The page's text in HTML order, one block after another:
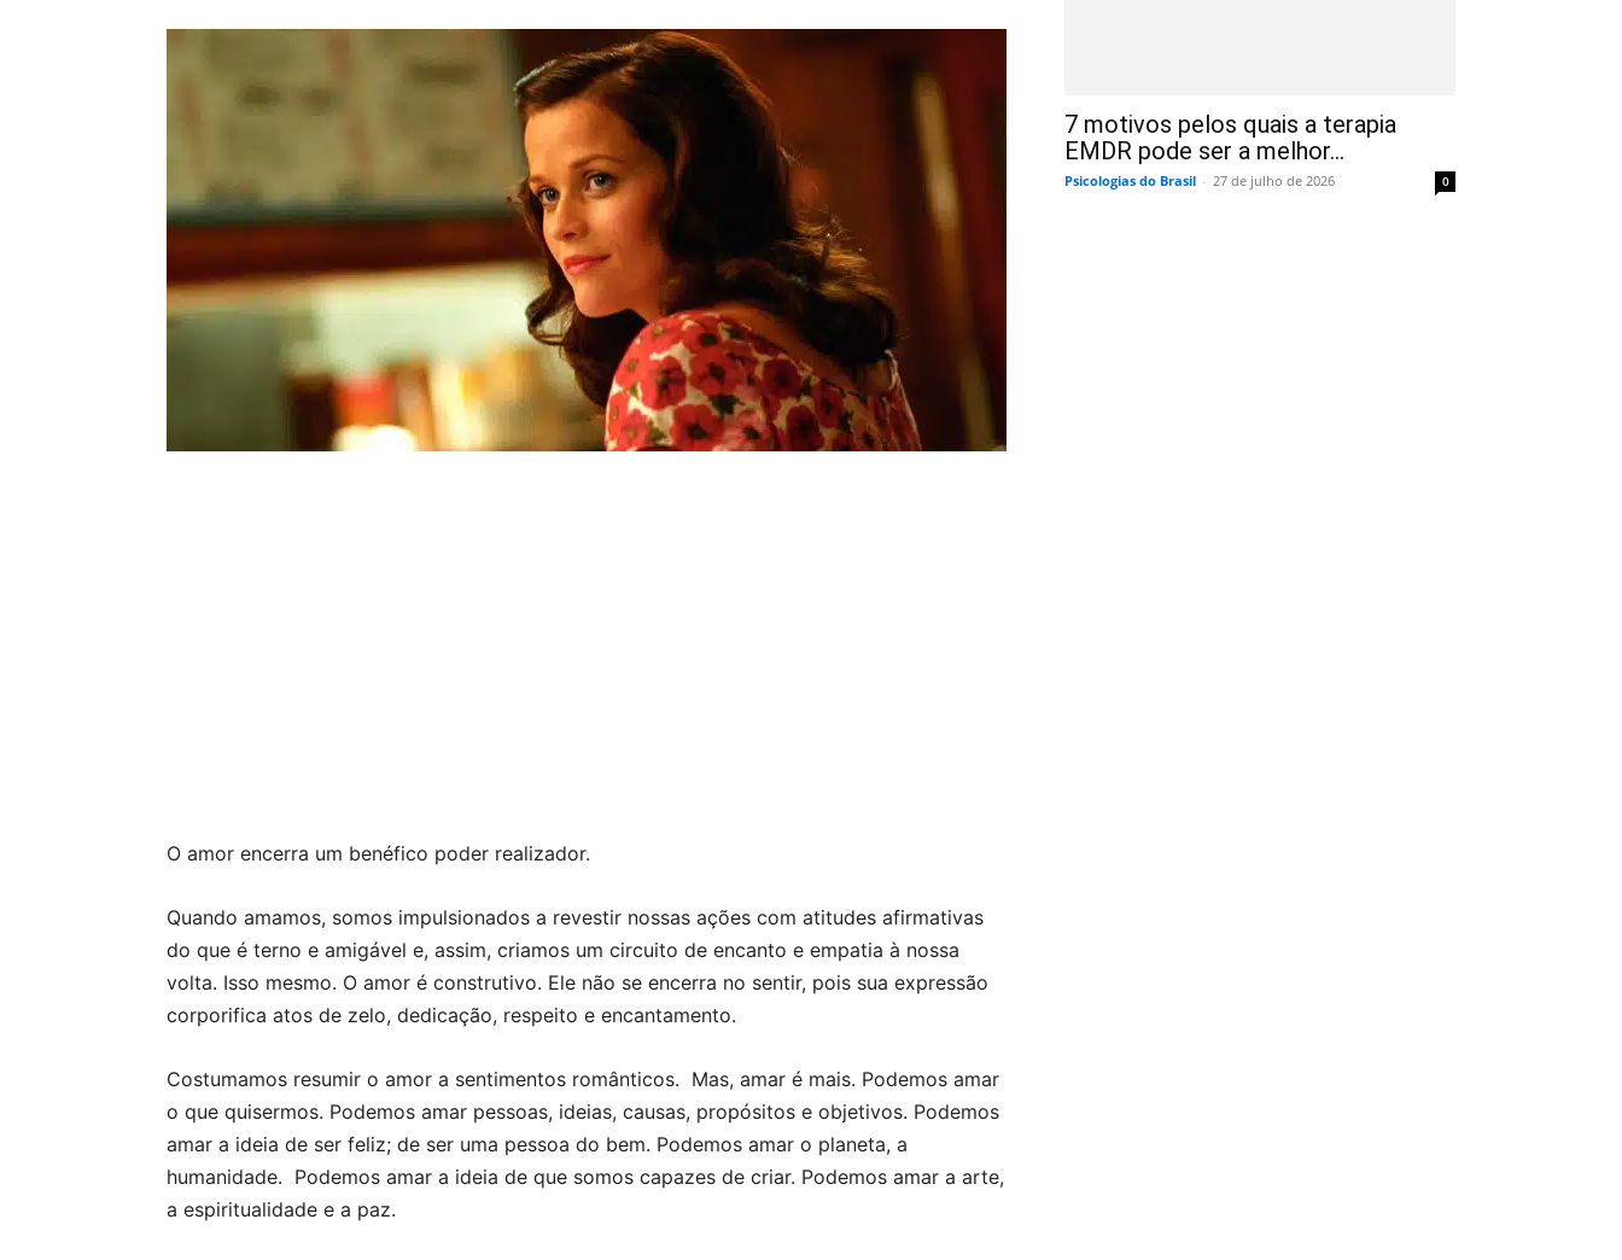
O amor encerra um benéfico poder realizador.
Quando amamos, somos impulsionados a revestir nossas ações com atitudes afirmativas
do que é terno e amigável e, assim, criamos um circuito de encanto e empatia à nossa
volta. Isso mesmo. O amor é construtivo. Ele não se encerra no sentir, pois sua expressão
corporifica atos de zelo, dedicação, respeito e encantamento.
Costumamos resumir o amor a sentimentos românticos. Mas, amar é mais. Podemos amar
o que quisermos. Podemos amar pessoas, ideias, causas, propósitos e objetivos. Podemos
amar a ideia de ser feliz; de ser uma pessoa do bem. Podemos amar o planeta, a
humanidade. Podemos amar a ideia de que somos capazes de criar. Podemos amar a arte,
a espiritualidade e a paz.
7 motivos pelos quais a terapia
EMDR pode ser a melhor...
Psicologias do Brasil - 27 de julho de 2026 0